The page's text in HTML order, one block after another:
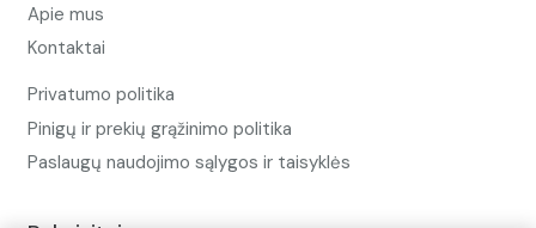
Apie mus
Kontaktai
Privatumo politika
Pinigų ir prekių grąžinimo politika
Paslaugų naudojimo sąlygos ir taisyklės